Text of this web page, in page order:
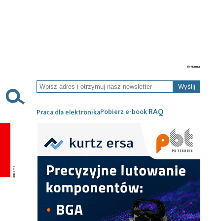
Wyślij
Praca dla elektronikaPobierz e-bookRAQ